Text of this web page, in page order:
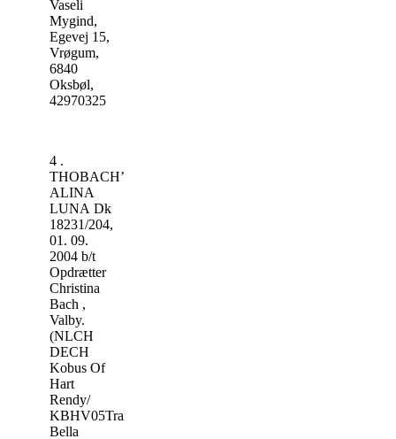
Vaseli
Mygind,
Egevej 15,
Vrøgum,
6840
Oksbøl,
42970325
4 .
THOBACH’S
ALINA
LUNA Dk
18231/204,
01. 09.
2004 b/t
Opdrætter
Christina
Bach ,
Valby.
(NLCH
DECH
Kobus Of
Hart
Rendy/
KBHV05Trailfinder
Bella